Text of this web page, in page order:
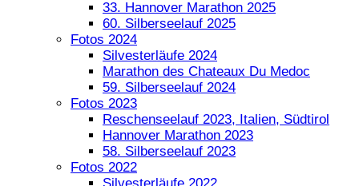
33. Hannover Marathon 2025
60. Silberseelauf 2025
Fotos 2024
Silvesterläufe 2024
Marathon des Chateaux Du Medoc
59. Silberseelauf 2024
Fotos 2023
Reschenseelauf 2023, Italien, Südtirol
Hannover Marathon 2023
58. Silberseelauf 2023
Fotos 2022